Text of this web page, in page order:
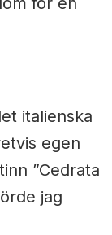
italienska
egen
”Cedrata
jag